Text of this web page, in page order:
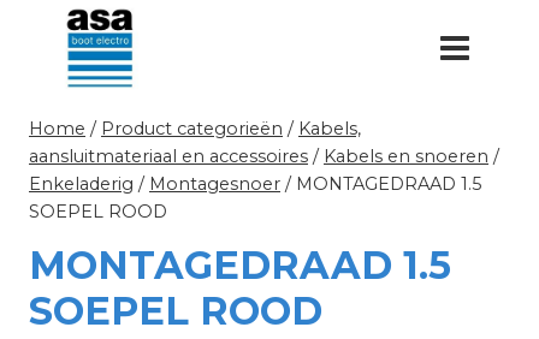
Doorgaan
inhoud
Home / Product categorieën / Kabels,
aansluitmateriaal en accessoires / Kabels en snoeren /
Enkeladerig / Montagesnoer / MONTAGEDRAAD 1.5
SOEPEL ROOD
MONTAGEDRAAD 1.5
SOEPEL ROOD